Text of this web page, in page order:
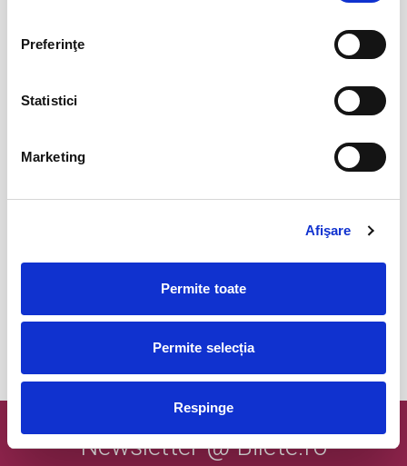
Preferinţe
Statistici
Marketing
Afişare
Permite toate
Permite selecția
Respinge
29
Bucuresti
sept
Newsletter @ Bilete.ro